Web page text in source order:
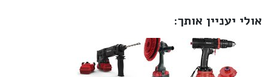
אולי יעניין אותך: